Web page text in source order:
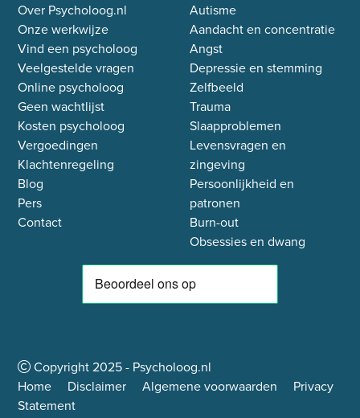
Over Psycholoog.nl
Onze werkwijze
Vind een psycholoog
Veelgestelde vragen
Online psycholoog
Geen wachtlijst
Kosten psycholoog
Vergoedingen
Klachtenregeling
Blog
Pers
Contact
Autisme
Aandacht en concentratie
Angst
Depressie en stemming
Zelfbeeld
Trauma
Slaapproblemen
Levensvragen en
zingeving
Persoonlijkheid en
patronen
Burn-out
Obsessies en dwang
Copyright2025- Psycholoog.nl
Home
Disclaimer Algemene voorwaarden
Privacy
Statement